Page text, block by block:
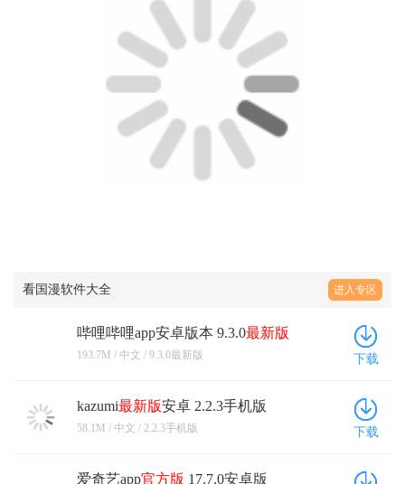
最新版 安卓 2.2.3手机版
58.1M / 中文 / 2.2.3手机版
官方版 17.7.0安卓版
99.6M / 中文 / 17.7.0安卓版
5.7.0安卓版
netflix手机
三星音乐
Music)
快手国外版
云视听电视
猫